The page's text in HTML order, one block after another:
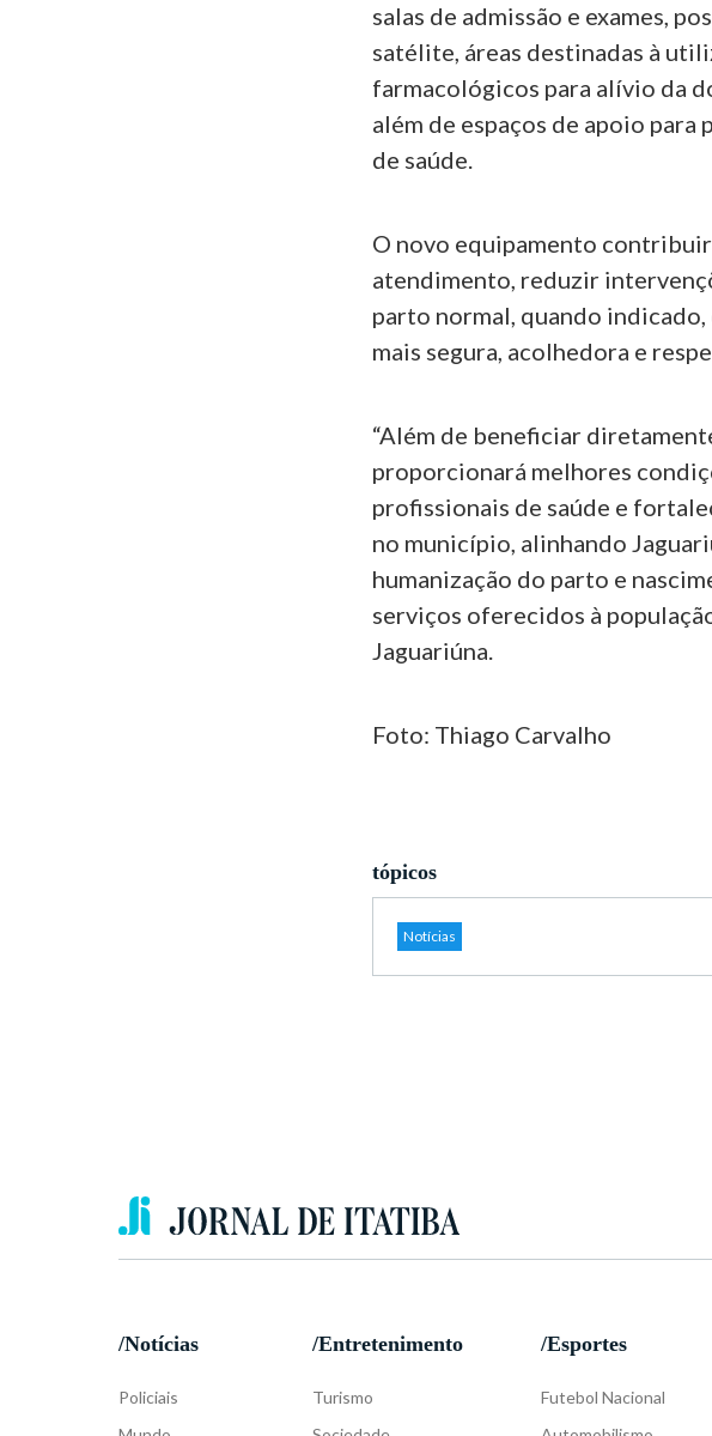
salas de admissão e exames,
satélite, áreas destinadas à
farmacológicos para alívio da
além de espaços de apoio para
de saúde.
O novo equipamento
atendimento, reduzir
parto normal, quando
mais segura, acolhedora e
“Além de beneficiar
proporcionará melhores
profissionais de saúde e
no município, alinhando
humanização do parto e
serviços oferecidos à
Jaguariúna.
Foto: Thiago Carvalho
tópicos
Notícias
/Notícias
Policiais
/Entretenimento
Turismo
/Esportes
Futebol Nacional